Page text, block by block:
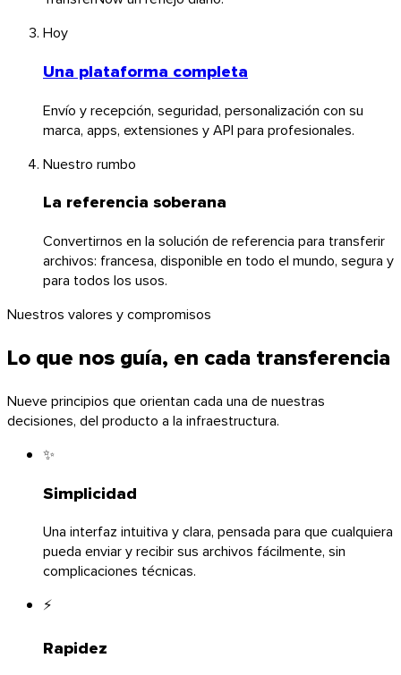
Hoy
Una plataforma completa
Envío y recepción, seguridad, personalización con su
marca, apps, extensiones y API para profesionales.
Nuestro rumbo
La referencia soberana
Convertirnos en la solución de referencia para transferir
archivos: francesa, disponible en todo el mundo, segura y
para todos los usos.
Nuestros valores y compromisos
Lo que nos guía, en cada transferencia
Nueve principios que orientan cada una de nuestras
decisiones, del producto a la infraestructura.
✨
Simplicidad
Una interfaz intuitiva y clara, pensada para que cualquiera
pueda enviar y recibir sus archivos fácilmente, sin
complicaciones técnicas.
⚡
Rapidez